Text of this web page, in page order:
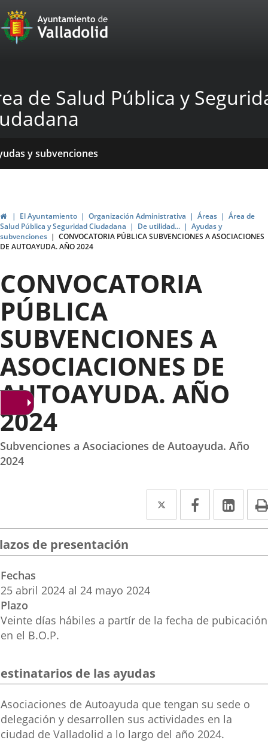
Portal
Web
Ayuntamiento
de
Valladolid
de Salud Pública y
y subvenciones
InicioEl Ayuntamiento Organización Administrativa Áreas
Área de
Salud Pública y Seguridad Ciudadana
De utilidad...
Ayudas y
subvenciones
CONVOCATORIA PÚBLICA SUBVENCIONES A ASOCIACIONES
DE AUTOAYUDA. AÑO 2024
CONVOCATORIA
PÚBLICA
SUBVENCIONES A
ASOCIACIONES DE
AUTOAYUDA. AÑO
2024
Subvenciones a Asociaciones de Autoayuda. Año
2024
Twitter
Enlace
a
aplicación
Facebook
Enlace
a
aplicación
a
de presentación
Fechas
25 abril 2024 al 24 mayo 2024
Plazo
Veinte días hábiles a partír de la fecha de pubicación
en el B.O.P.
de las ayudas
Destinatarios
de
las
Asociaciones de Autoayuda que tengan su sede o
delegación y desarrollen sus actividades en la
ciudad de Valladolid a lo largo del año 2024.